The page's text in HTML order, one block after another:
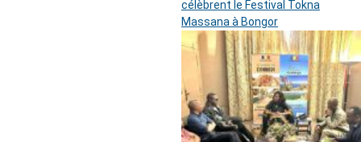
célèbrent le Festival Tokna
Massana à Bongor